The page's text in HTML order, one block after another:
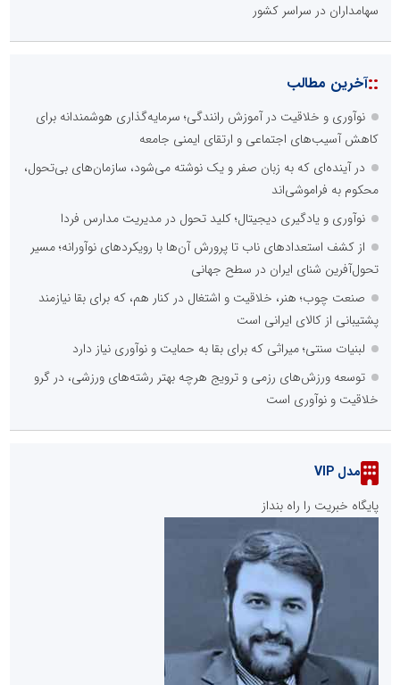
سهامداران در سراسر کشور
::آخرین مطالب
نوآوری و خلاقیت در آموزش رانندگی؛ سرمایه‌گذاری هوشمندانه برای
کاهش آسیب‌های اجتماعی و ارتقای ایمنی جامعه
در آینده‌ای که به زبان صفر و یک نوشته می‌شود، سازمان‌های بی‌تحول،
محکوم به فراموشی‌اند
نوآوری و یادگیری دیجیتال؛ کلید تحول در مدیریت مدارس فردا
از کشف استعدادهای ناب تا پرورش آن‌ها با رویکردهای نوآورانه؛ مسیر
تحول‌آفرین شنای ایران در سطح جهانی
صنعت چوب؛ هنر، خلاقیت و اشتغال در کنار هم، که برای بقا نیازمند
پشتیبانی از کالای ایرانی است
لبنیات سنتی؛ میراثی که برای بقا به حمایت و نوآوری نیاز دارد
توسعه ورزش‌های رزمی و ترویج هرچه بهتر رشته‌های ورزشی، در گرو
خلاقیت و نوآوری است
مدل VIP
پایگاه خبریت را راه بنداز